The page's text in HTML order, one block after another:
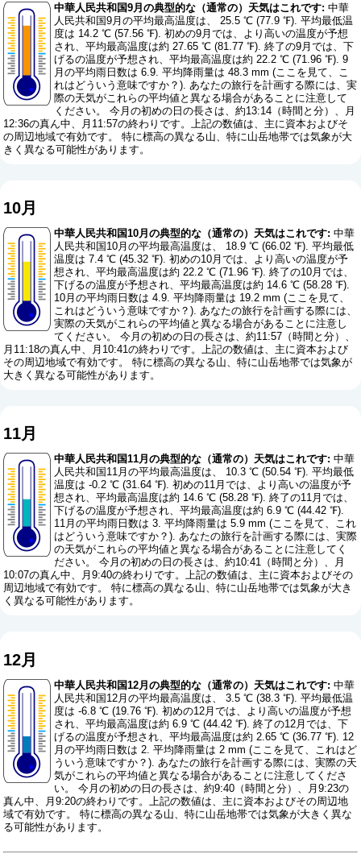
中華人民共和国9月の典型的な（通常の）天気はこれです: 中華
人民共和国9月の平均最高温度は、 25.5 ℃ (77.9 ℉). 平均最低温
度は 14.2 ℃ (57.56 ℉). 初めの9月では、より高いの温度が予想
され、平均最高温度は約 27.65 ℃ (81.77 ℉). 終了の9月では、下
げるの温度が予想され、平均最高温度は約 22.2 ℃ (71.96 ℉). 9
月の平均雨日数は 6.9. 平均降雨量は 48.3 mm ( ここを見て、こ
れはどういう意味ですか？). あなたの旅行を計画する際には、実
際の天気がこれらの平均値と異なる場合があることに注意して
ください。 今月の初めの日の長さは、約13:14（時間と分）、月
12:36の真ん中、月11:57の終わりです。上記の数値は、主に資本およびそ
の周辺地域で有効です。 特に標高の異なる山、特に山岳地帯では気象が大
きく異なる可能性があります。
10月
中華人民共和国10月の典型的な（通常の）天気はこれです: 中華
人民共和国10月の平均最高温度は、 18.9 ℃ (66.02 ℉). 平均最低
温度は 7.4 ℃ (45.32 ℉). 初めの10月では、より高いの温度が予
想され、平均最高温度は約 22.2 ℃ (71.96 ℉). 終了の10月では、
下げるの温度が予想され、平均最高温度は約 14.6 ℃ (58.28 ℉).
10月の平均雨日数は 4.9. 平均降雨量は 19.2 mm (ここを見て、
これはどういう意味ですか？). あなたの旅行を計画する際には、
実際の天気がこれらの平均値と異なる場合があることに注意し
てください。 今月の初めの日の長さは、約11:57（時間と分）、
月11:18の真ん中、月10:41の終わりです。上記の数値は、主に資本および
その周辺地域で有効です。 特に標高の異なる山、特に山岳地帯では気象が
大きく異なる可能性があります。
11月
中華人民共和国11月の典型的な（通常の）天気はこれです: 中華
人民共和国11月の平均最高温度は、 10.3 ℃ (50.54 ℉). 平均最低
温度は -0.2 ℃ (31.64 ℉). 初めの11月では、より高いの温度が予
想され、平均最高温度は約 14.6 ℃ (58.28 ℉). 終了の11月では、
下げるの温度が予想され、平均最高温度は約 6.9 ℃ (44.42 ℉).
11月の平均雨日数は 3. 平均降雨量は 5.9 mm (ここを見て、これ
はどういう意味ですか？). あなたの旅行を計画する際には、実際
の天気がこれらの平均値と異なる場合があることに注意してく
ださい。 今月の初めの日の長さは、約10:41（時間と分）、月
10:07の真ん中、月9:40の終わりです。上記の数値は、主に資本およびその
周辺地域で有効です。 特に標高の異なる山、特に山岳地帯では気象が大き
く異なる可能性があります。
12月
中華人民共和国12月の典型的な（通常の）天気はこれです: 中華
人民共和国12月の平均最高温度は、 3.5 ℃ (38.3 ℉). 平均最低温
度は -6.8 ℃ (19.76 ℉). 初めの12月では、より高いの温度が予想
され、平均最高温度は約 6.9 ℃ (44.42 ℉). 終了の12月では、下
げるの温度が予想され、平均最高温度は約 2.65 ℃ (36.77 ℉). 12
月の平均雨日数は 2. 平均降雨量は 2 mm ( ここを見て、これはど
ういう意味ですか？). あなたの旅行を計画する際には、実際の天
気がこれらの平均値と異なる場合があることに注意してくださ
い。 今月の初めの日の長さは、約9:40（時間と分）、月9:23の
真ん中、月9:20の終わりです。上記の数値は、主に資本およびその周辺地
域で有効です。 特に標高の異なる山、特に山岳地帯では気象が大きく異な
る可能性があります。